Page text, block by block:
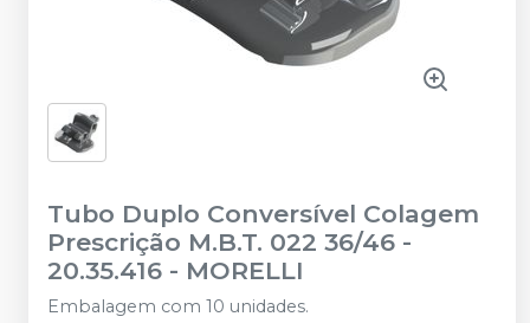
Tubo Duplo Conversível Colagem
Prescrição M.B.T. 022 36/46 -
20.35.416 - MORELLI
Embalagem com 10 unidades.